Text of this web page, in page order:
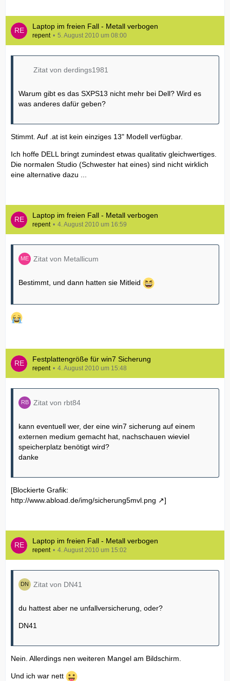
Laptop im freien Fall - Metall verbogen
repent 5. August 2010 um 08:00
Zitat von derdings1981
Warum gibt es das SXPS13 nicht mehr bei Dell? Wird es
was anderes dafür geben?
Stimmt. Auf .at ist kein einziges 13" Modell verfügbar.
Ich hoffe DELL bringt zumindest etwas qualitativ gleichwertiges.
Die normalen Studio (Schwester hat eines) sind nicht wirklich
eine alternative dazu ...
Laptop im freien Fall - Metall verbogen
repent 4. August 2010 um 16:59
Zitat von Metallicum
Bestimmt, und dann hatten sie Mitleid
Festplattengröße für win7 Sicherung
repent 4. August 2010 um 15:48
Zitat von rbt84
kann eventuell wer, der eine win7 sicherung auf einem
externen medium gemacht hat, nachschauen wieviel
speicherplatz benötigt wird?
danke
[Blockierte Grafik:
http://www.abload.de/img/sicherung5mvl.png
]
Laptop im freien Fall - Metall verbogen
repent 4. August 2010 um 15:02
Zitat von DN41
du hattest aber ne unfallversicherung, oder?
DN41
Nein. Allerdings nen weiteren Mangel am Bildschirm.
Und ich war nett